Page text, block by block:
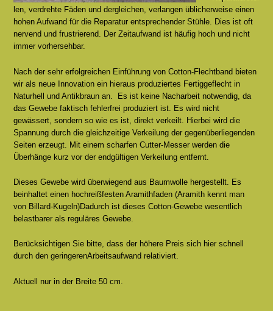
len, verdrehte Fäden und dergleichen, verlangen üblicherweise einen
hohen Aufwand für die Reparatur entsprechender Stühle. Dies ist oft
nervend und frustrierend. Der Zeitaufwand ist häufig hoch und nicht
immer vorhersehbar.
Nach der sehr erfolgreichen Einführung von Cotton-Flechtband bieten
wir als neue Innovation ein hieraus produziertes Fertiggeflecht in
Naturhell und Antikbraun an. Es ist keine Nacharbeit notwendig, da
das Gewebe faktisch fehlerfrei produziert ist. Es wird nicht
gewässert, sondern so wie es ist, direkt verkeilt. Hierbei wird die
Spannung durch die gleichzeitige Verkeilung der gegenüberliegenden
Seiten erzeugt. Mit einem scharfen Cutter-Messer werden die
Überhänge kurz vor der endgültigen Verkeilung entfernt.
Dieses Gewebe wird überwiegend aus Baumwolle hergestellt. Es
beinhaltet einen hochreißfesten Aramithfaden (Aramith kennt man
von Billard-Kugeln)Dadurch ist dieses Cotton-Gewebe wesentlich
belastbarer als reguläres Gewebe.
Berücksichtigen Sie bitte, dass der höhere Preis sich hier schnell
durch den geringerenArbeitsaufwand relativiert.
Aktuell nur in der Breite 50 cm.